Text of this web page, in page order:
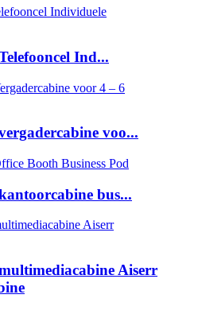
Ind...
voo...
bus...
Aiserr